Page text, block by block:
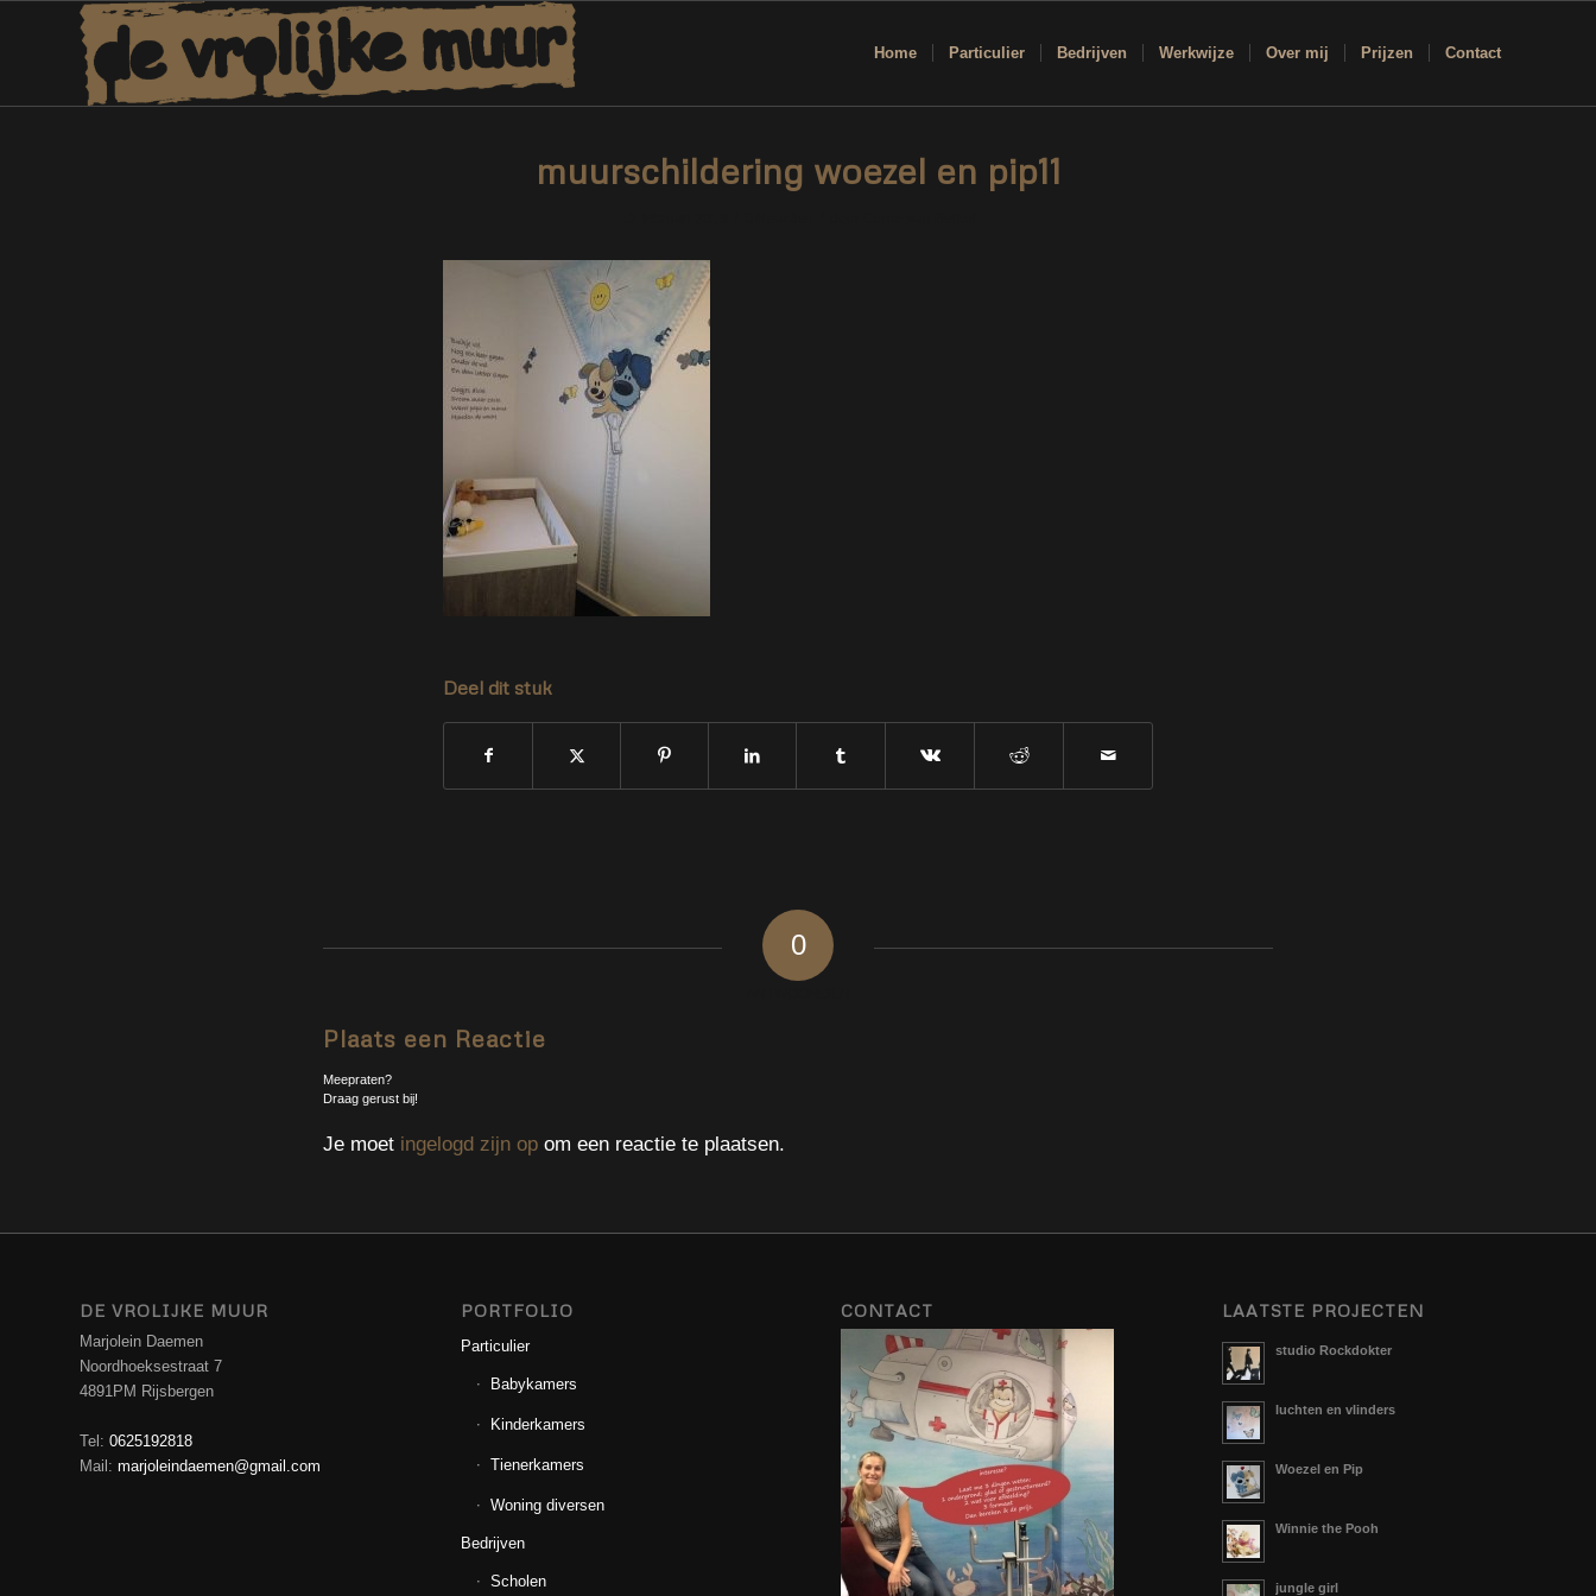
Home Particulier Bedrijven Werkwijze Over mij Prijzen Contact
muurschildering woezel en pip11
Deel dit stuk
0
Plaats een Reactie
Meepraten?
Draag gerust bij!
Je moet ingelogd zijn op om een reactie te plaatsen.
DE VROLIJKE MUUR
Marjolein Daemen
Noordhoeksestraat 7
4891PM Rijsbergen
Tel: 0625192818
Mail: marjoleindaemen@gmail.com
PORTFOLIO
Particulier
Babykamers
Kinderkamers
Tienerkamers
Woning diversen
Bedrijven
Scholen
CONTACT LAATSTE PROJECTEN
studio Rockdokter
luchten en vlinders
Woezel en Pip
Winnie the Pooh
jungle girl